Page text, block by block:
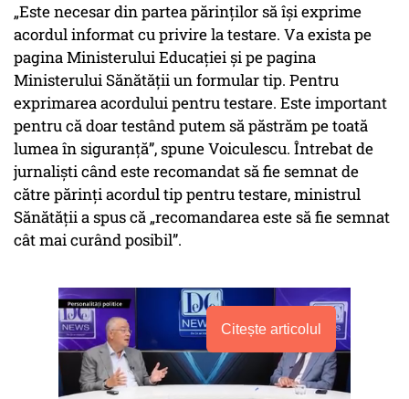
„Este necesar din partea părinților să își exprime
acordul informat cu privire la testare. Va exista pe
pagina Ministerului Educației și pe pagina
Ministerului Sănătății un formular tip. Pentru
exprimarea acordului pentru testare. Este important
pentru că doar testând putem să păstrăm pe toată
lumea în siguranță”, spune Voiculescu. Întrebat de
jurnaliști când este recomandat să fie semnat de
către părinți acordul tip pentru testare, ministrul
Sănătății a spus că „recomandarea este să fie semnat
cât mai curând posibil”.
Citește articolul